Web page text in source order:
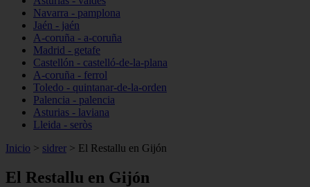
Navarra - pamplona
Jaén - jaén
A-coruña - a-coruña
Madrid - getafe
Castellón - castelló-de-la-plana
A-coruña - ferrol
Toledo - quintanar-de-la-orden
Palencia - palencia
Asturias - laviana
Lleida - seròs
Inicio > sidrer > El Restallu en Gijón
El Restallu en Gijón